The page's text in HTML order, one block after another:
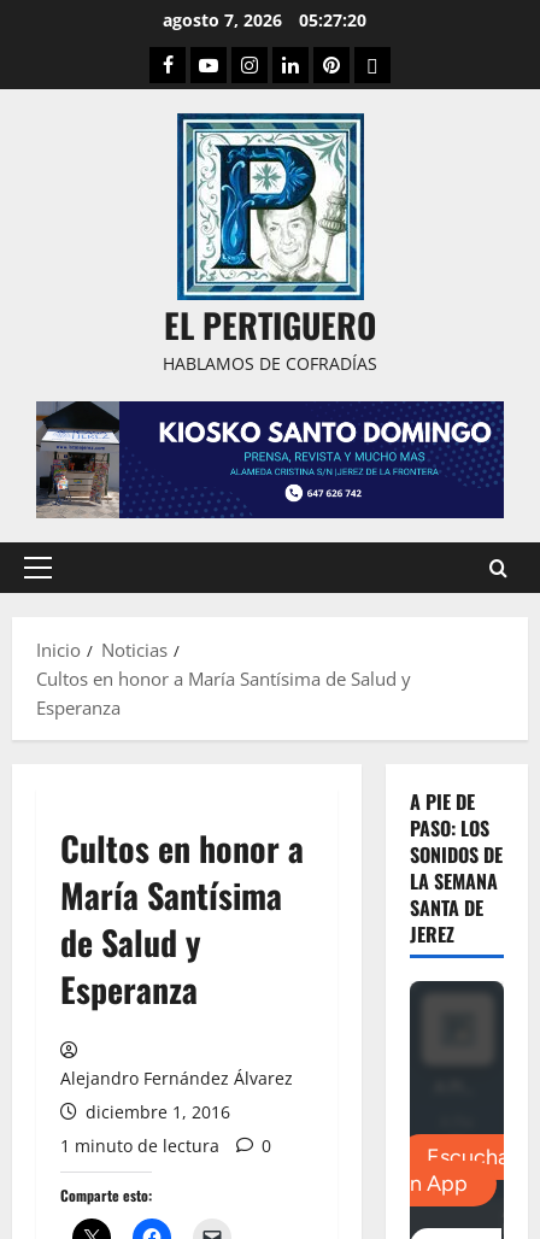
agosto 7, 2026 05:27:21
Facebook
YoutubeInstagram
LinkedPinterestDribbble
EL PERTIGUERO
HABLAMOS DE COFRADÍAS
Menú
Inicio
Noticias
Cultos en honor a María Santísima de Salud y
Esperanza
Cultos en honor a
María Santísima
de Salud y
Esperanza
Alejandro Fernández Álvarez
diciembre 1, 2016
1 minuto de lectura
0
Comparte esto:
A PIE DE
PASO: LOS
SONIDOS DE
LA SEMANA
SANTA DE
JEREZ